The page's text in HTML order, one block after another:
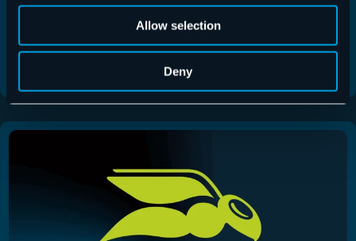
Allow selection
Deny
Wiederherstellungsprozesses sowie die
Möglichkeit, den Anzeigenamen von…